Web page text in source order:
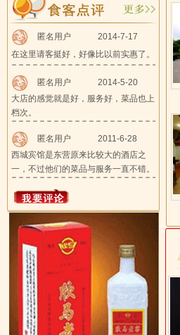
匿名用户
2014-7-17
在这里请客挺好，好像比以前实惠了。
匿名用户
2014-5-20
大店的感觉就是好，服务好，菜品也上
档次。
匿名用户
2011-6-28
西城宾馆是东营原来比较大的酒店之
一，不过他们的菜品与服务一直不错。